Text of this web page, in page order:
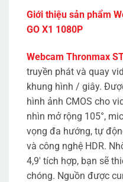
Giới thiệu sản phẩm
GO X1 1080P
Webcam Thronmax
truyền phát và quay
khung hình / giây.
hình ảnh CMOS cho
nhìn mở rộng 105°,
vọng đa hướng, tự
và công nghệ HDR.
4,9′ tích hợp, bạn sẽ
chóng. Nguồn được